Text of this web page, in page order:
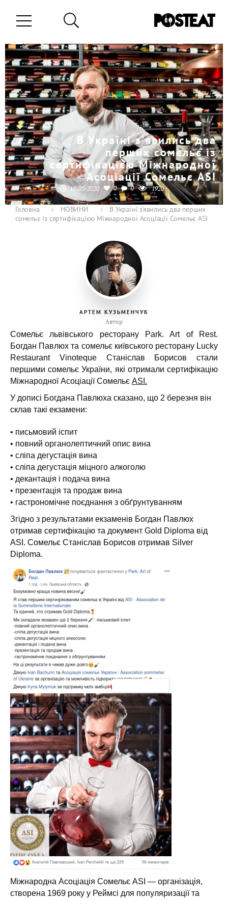
В Україні з'явились два
перших сомельє із
сертифікацією Міжнародної
Асоціації Сомельє ASI
18-05-2020 0 0 1920
Головна › НОВИНИ ›
В Україні з’явились два перших
сомельє із сертифікацією Міжнародної Асоціації Сомельє ASI
АРТЕМ КУЗЬМЕНЧУК
Автор
Сомельє львівського ресторану Park. Art of Rest.
Богдан Павлюх та сомельє київського ресторану Lucky
Restaurant Vinoteque Станіслав Борисов стали
першими сомельє України, які отримали сертифікацію
Міжнародної Асоціації Сомельє ASI.
У дописі Богдана Павлюха сказано, що 2 березня він
склав такі екзамени:
• письмовий іспит
• повний органолептичний опис вина
• сліпа дегустація вина
• сліпа дегустація міцного алкоголю
• декантація і подача вина
• презентація та продаж вина
• гастрономічне поєднання з обґрунтуванням
Згідно з результатами екзаменів Богдан Павлюх
отримав сертифікацію та документ Gold Diploma від
ASI. Сомельє Станіслав Борисов отримав Silver
Diploma.
Міжнародна Асоціація Сомельє ASI — організація,
створена 1969 року у Реймсі для популяризації та